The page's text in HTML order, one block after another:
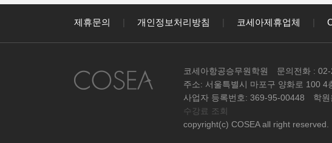
코세아항공승무원학원은 고객
- 이름, 핸드폰, 이메일, 직업, 나
다.개인정보의 보유 및 이용 기
원칙적으로 개인정보 수집 및
없이 파기합니다
제휴문의 | 개인정보처리방침 | 코세아제휴업체 |
코세아항공승무원학원
문의전화 :
주소: 서울특별시 마포구 양화로 100 4
사업자 등록번호: 369-95-00448
학
수강료 조회
copyright(c) COSEA all right reserved.